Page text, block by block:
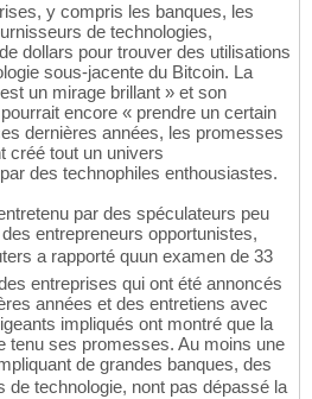
y compris les banques, les
de technologies,
dollars pour trouver des utilisations
sous-jacente du Bitcoin. La
un mirage brillant » et son
encore « prendre un certain
dernières années, les promesses
créé tout un univers
des technophiles enthousiastes.
par des spéculateurs peu
entrepreneurs opportunistes,
a rapporté quun examen de 33
entreprises qui ont été annoncés
années et des entretiens avec
impliqués ont montré que la
tenu ses promesses. Au moins une
de grandes banques, des
technologie, nont pas dépassé la